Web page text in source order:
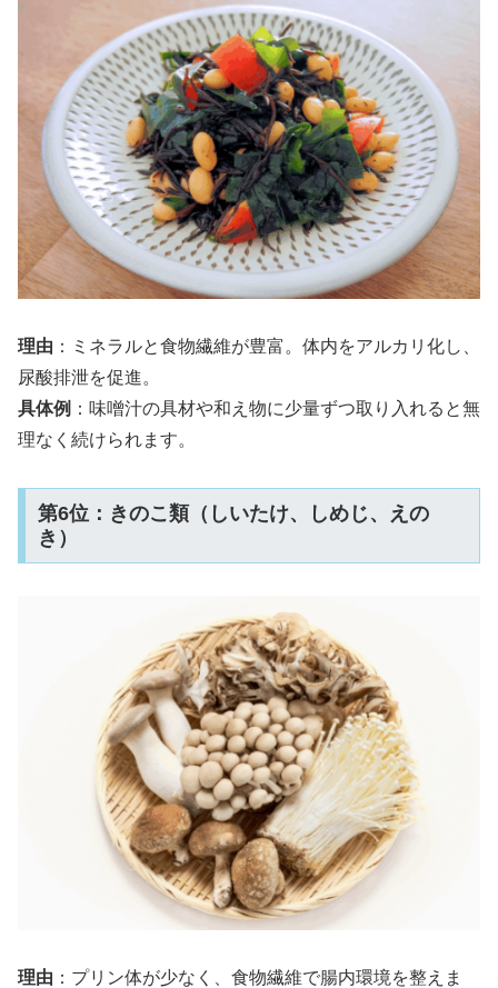
理由 ：ミネラルと食物繊維が豊富。体内をアルカリ化し、
尿酸排泄を促進。
具体例 ：味噌汁の具材や和え物に少量ずつ取り入れると無
理なく続けられます。
第6位：きのこ類（しいたけ、しめじ、えの
き）
理由 ：プリン体が少なく、食物繊維で腸内環境を整えま